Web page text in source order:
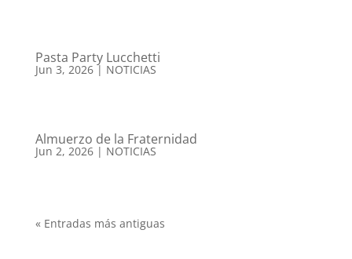
Pasta Party Lucchetti
Jun 3, 2026| NOTICIAS
Almuerzo de la Fraternidad
Jun 2, 2026| NOTICIAS
« Entradas más antiguas